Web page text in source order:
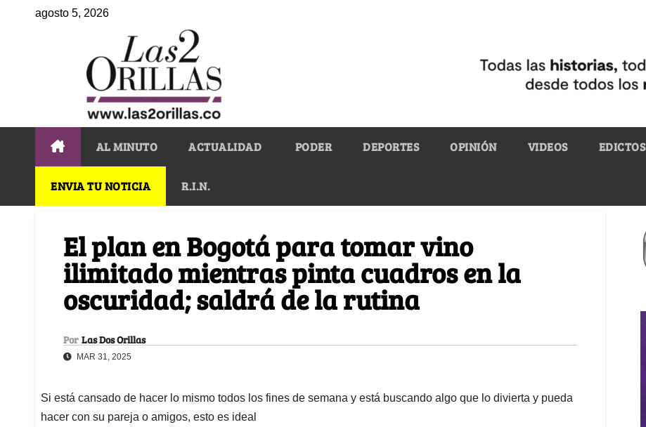
agosto 5, 2026
AL MINUTO ACTUALIDAD PODER DEPORTES OPINIÓN VIDEOS EDICTOS
ENVIA TU NOTICIA R.I.N.
El plan en Bogotá para tomar vino
ilimitado mientras pinta cuadros en la
oscuridad; saldrá de la rutina
Por Las Dos Orillas
MAR 31, 2025
Si está cansado de hacer lo mismo todos los fines de semana y está buscando algo que lo divierta y pueda
hacer con su pareja o amigos, esto es ideal